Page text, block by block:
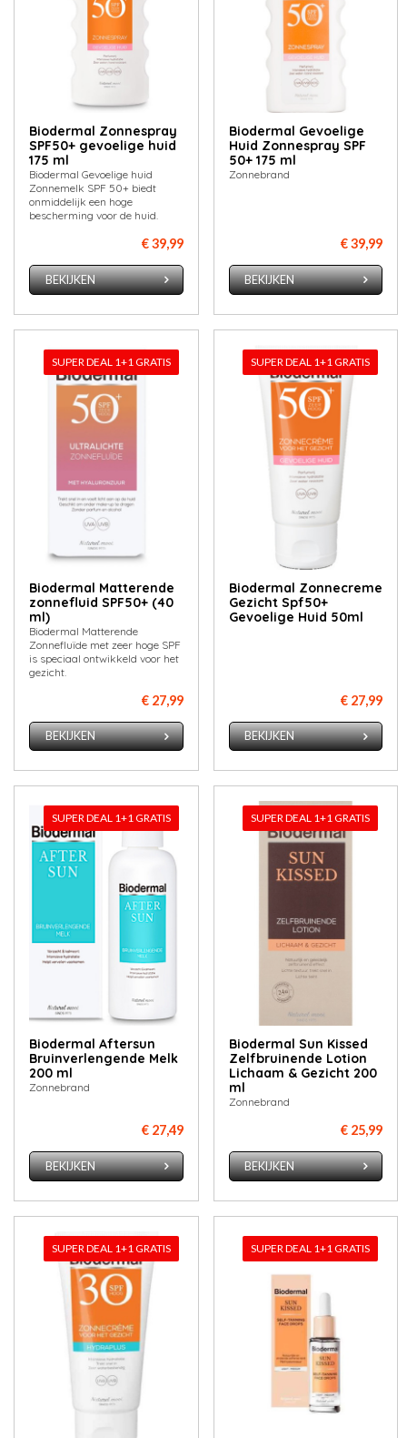
Biodermal Zonnespray
SPF50+ gevoelige huid
175 ml
Biodermal Gevoelige huid
Zonnemelk SPF 50+ biedt
onmiddelijk een hoge
bescherming voor de huid.
€ 39,99
BEKIJKEN
Biodermal Gevoelige
Huid Zonnespray SPF
50+ 175 ml
Zonnebrand
€ 39,99
BEKIJKEN
SUPER DEAL 1+1 GRATIS
Biodermal Matterende
zonnefluid SPF50+ (40
ml)
Biodermal Matterende
Zonnefluïde met zeer hoge SPF
is speciaal ontwikkeld voor het
gezicht.
€ 27,99
BEKIJKEN
SUPER DEAL 1+1 GRATIS
Biodermal Zonnecreme
Gezicht Spf50+
Gevoelige Huid 50ml
€ 27,99
BEKIJKEN
SUPER DEAL 1+1 GRATIS
Biodermal Aftersun
Bruinverlengende Melk
200 ml
Zonnebrand
€ 27,49
BEKIJKEN
SUPER DEAL 1+1 GRATIS
Biodermal Sun Kissed
Zelfbruinende Lotion
Lichaam & Gezicht 200
ml
Zonnebrand
€ 25,99
BEKIJKEN
SUPER DEAL 1+1 GRATIS SUPER DEAL 1+1 GRATIS